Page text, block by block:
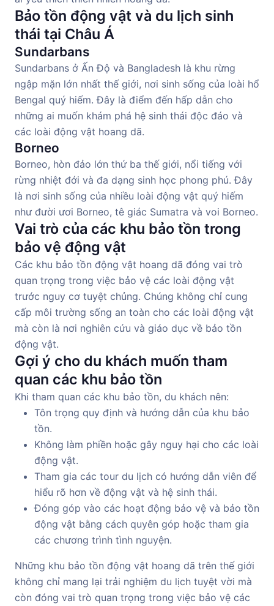
Bảo tồn động vật và du lịch sinh
thái tại Châu Á
Sundarbans
Sundarbans ở Ấn Độ và Bangladesh là khu rừng
ngập mặn lớn nhất thế giới, nơi sinh sống của loài hổ
Bengal quý hiếm. Đây là điểm đến hấp dẫn cho
những ai muốn khám phá hệ sinh thái độc đáo và
các loài động vật hoang dã.
Borneo
Borneo, hòn đảo lớn thứ ba thế giới, nổi tiếng với
rừng nhiệt đới và đa dạng sinh học phong phú. Đây
là nơi sinh sống của nhiều loài động vật quý hiếm
như đười ươi Borneo, tê giác Sumatra và voi Borneo.
Vai trò của các khu bảo tồn trong
bảo vệ động vật
Các khu bảo tồn động vật hoang dã đóng vai trò
quan trọng trong việc bảo vệ các loài động vật
trước nguy cơ tuyệt chủng. Chúng không chỉ cung
cấp môi trường sống an toàn cho các loài động vật
mà còn là nơi nghiên cứu và giáo dục về bảo tồn
động vật.
Gợi ý cho du khách muốn tham
quan các khu bảo tồn
Khi tham quan các khu bảo tồn, du khách nên:
Tôn trọng quy định và hướng dẫn của khu bảo
tồn.
Không làm phiền hoặc gây nguy hại cho các loài
động vật.
Tham gia các tour du lịch có hướng dẫn viên để
hiểu rõ hơn về động vật và hệ sinh thái.
Đóng góp vào các hoạt động bảo vệ và bảo tồn
động vật bằng cách quyên góp hoặc tham gia
các chương trình tình nguyện.
Những khu bảo tồn động vật hoang dã trên thế giới
không chỉ mang lại trải nghiệm du lịch tuyệt vời mà
còn đóng vai trò quan trọng trong việc bảo vệ các